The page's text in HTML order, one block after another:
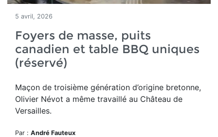
5 avril, 2026
Foyers de masse, puits
canadien et table BBQ uniques
(réservé)
Maçon de troisième génération d’origine bretonne,
Olivier Névot a même travaillé au Château de
Versailles.
Par : André Fauteux